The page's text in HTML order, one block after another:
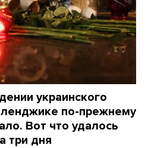
украинского
по-прежнему
Вот что удалось
три дня